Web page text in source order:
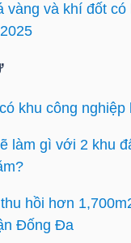
vàng và khí đốt có
khu công nghiệp
làm gì với 2 khu
hồi hơn
Đống Đa